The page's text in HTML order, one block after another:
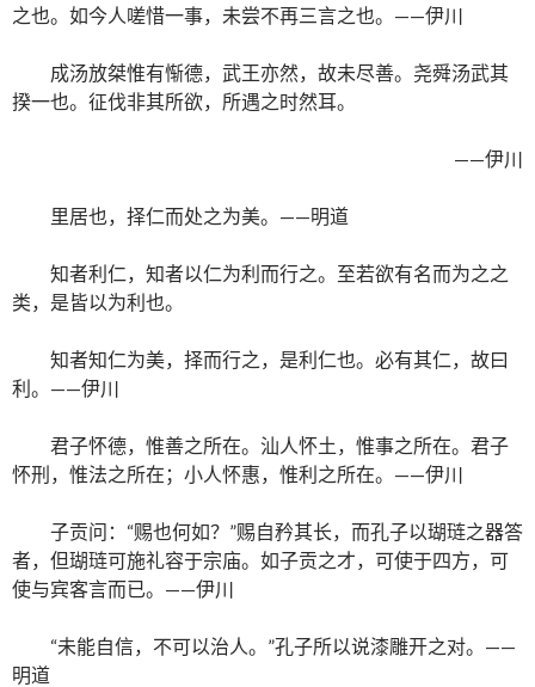
之也。如今人嗟惜一事，未尝不再三言之也。——伊川
成汤放桀惟有惭德，武王亦然，故未尽善。尧舜汤武其
揆一也。征伐非其所欲，所遇之时然耳。
——伊川
里居也，择仁而处之为美。——明道
知者利仁，知者以仁为利而行之。至若欲有名而为之之
类，是皆以为利也。
知者知仁为美，择而行之，是利仁也。必有其仁，故曰
利。——伊川
君子怀德，惟善之所在。汕人怀土，惟事之所在。君子
怀刑，惟法之所在；小人怀惠，惟利之所在。——伊川
子贡问：“赐也何如？”赐自矜其长，而孔子以瑚琏之器答
者，但瑚琏可施礼容于宗庙。如子贡之才，可使于四方，可
使与宾客言而已。——伊川
“未能自信，不可以治人。”孔子所以说漆雕开之对。——
明道